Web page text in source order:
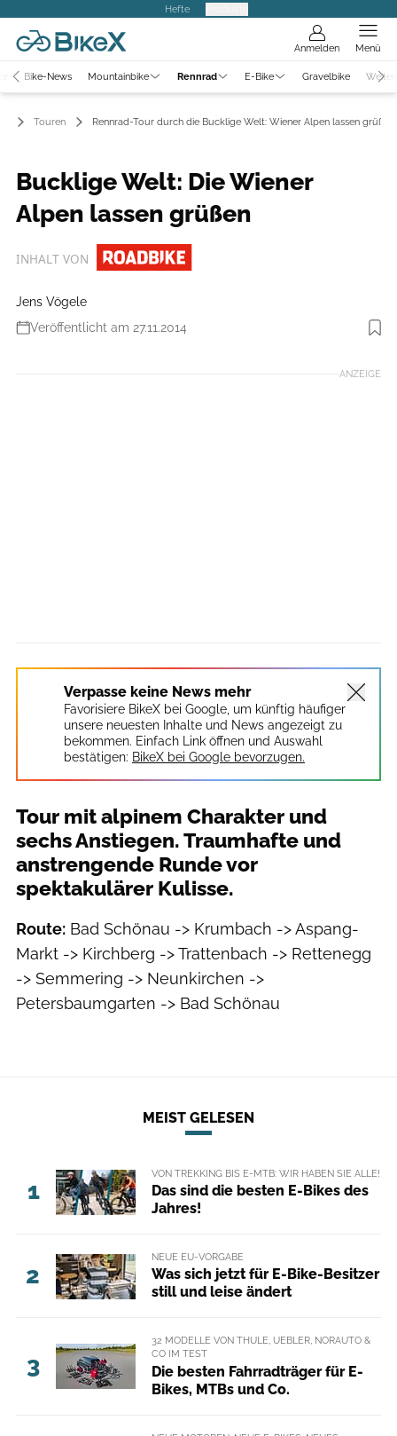
Hefte
Anmelden Menü
Bike-News Mountainbike Rennrad E-Bike Gravelbike
Touren Rennrad-Tour durch die Bucklige Welt: Wiener Alpen lassen grüßen
Bucklige Welt: Die Wiener
Alpen lassen grüßen
INHALT VON
Jens Vögele
Veröffentlicht am 27.11.2014
Foto: Peter Fröhlich
ANZEIGE
Verpasse keine News mehr
Favorisiere BikeX bei Google, um künftig häufiger
unsere neuesten Inhalte und News angezeigt zu
bekommen. Einfach Link öffnen und Auswahl
bestätigen: BikeX bei Google bevorzugen.
Tour mit alpinem Charakter und
sechs Anstiegen. Traumhafte und
anstrengende Runde vor
spektakulärer Kulisse.
Route: Bad Schönau -> Krumbach -> Aspang-
Markt -> Kirchberg -> Trattenbach -> Rettenegg
-> Semmering -> Neunkirchen ->
Petersbaumgarten -> Bad Schönau
MEIST GELESEN
1
VON TREKKING BIS E-MTB: WIR HABEN SIE ALLE!
Das sind die besten E-Bikes des
Jahres!
2
NEUE EU-VORGABE
Was sich jetzt für E-Bike-Besitzer
still und leise ändert
3
32 MODELLE VON THULE, UEBLER, NORAUTO &
CO IM TEST
Die besten Fahrradträger für E-
Bikes, MTBs und Co.